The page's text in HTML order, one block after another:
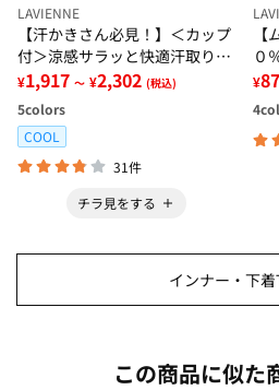
LAVIENNE
【汗かきさん必見！】＜カップ
付＞涼感サラッと快適汗取りタ
ンクトップインナー＜さらりラ
ボ＞
¥1,917 ～ ¥2,302 (税込)
5colors
COOL
31件
チラ見をする
０
ー
¥
4
インナー・下着
この商品に似た